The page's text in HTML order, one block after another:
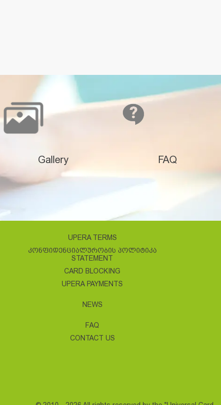
Gallery FAQ
UPERA TERMS
ᲙᲝᲜᲤᲘᲓᲔᲜᲪᲘᲐᲚᲣᲠᲝᲑᲘᲡ ᲞᲝᲚᲘᲢᲘᲙᲐ
STATEMENT
CARD BLOCKING
UPERA PAYMENTS
NEWS
FAQ
CONTACT US